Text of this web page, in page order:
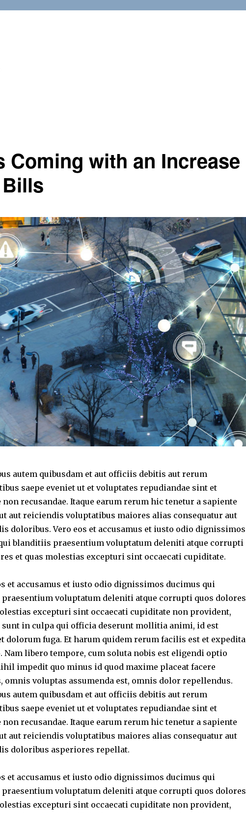
Coming with an Increase
autem quibusdam et aut officiis debitis aut rerum
saepe eveniet ut et voluptates repudiandae sint et
non recusandae. Itaque earum rerum hic tenetur a sapiente
aut reiciendis voluptatibus maiores alias consequatur aut
doloribus. Vero eos et accusamus et iusto odio dignissimos
blanditiis praesentium voluptatum deleniti atque corrupti
et quas molestias excepturi sint occaecati cupiditate.
et accusamus et iusto odio dignissimos ducimus qui
voluptatum deleniti atque corrupti quos dolores
excepturi sint occaecati cupiditate non provident,
in culpa qui officia deserunt mollitia animi, id est
dolorum fuga. Et harum quidem rerum facilis est et expedita
Nam libero tempore, cum soluta nobis est eligendi optio
impedit quo minus id quod maxime placeat facere
omnis voluptas assumenda est, omnis dolor repellendus.
autem quibusdam et aut officiis debitis aut rerum
saepe eveniet ut et voluptates repudiandae sint et
non recusandae. Itaque earum rerum hic tenetur a sapiente
aut reiciendis voluptatibus maiores alias consequatur aut
doloribus asperiores repellat.
et accusamus et iusto odio dignissimos ducimus qui
voluptatum deleniti atque corrupti quos dolores
excepturi sint occaecati cupiditate non provident,